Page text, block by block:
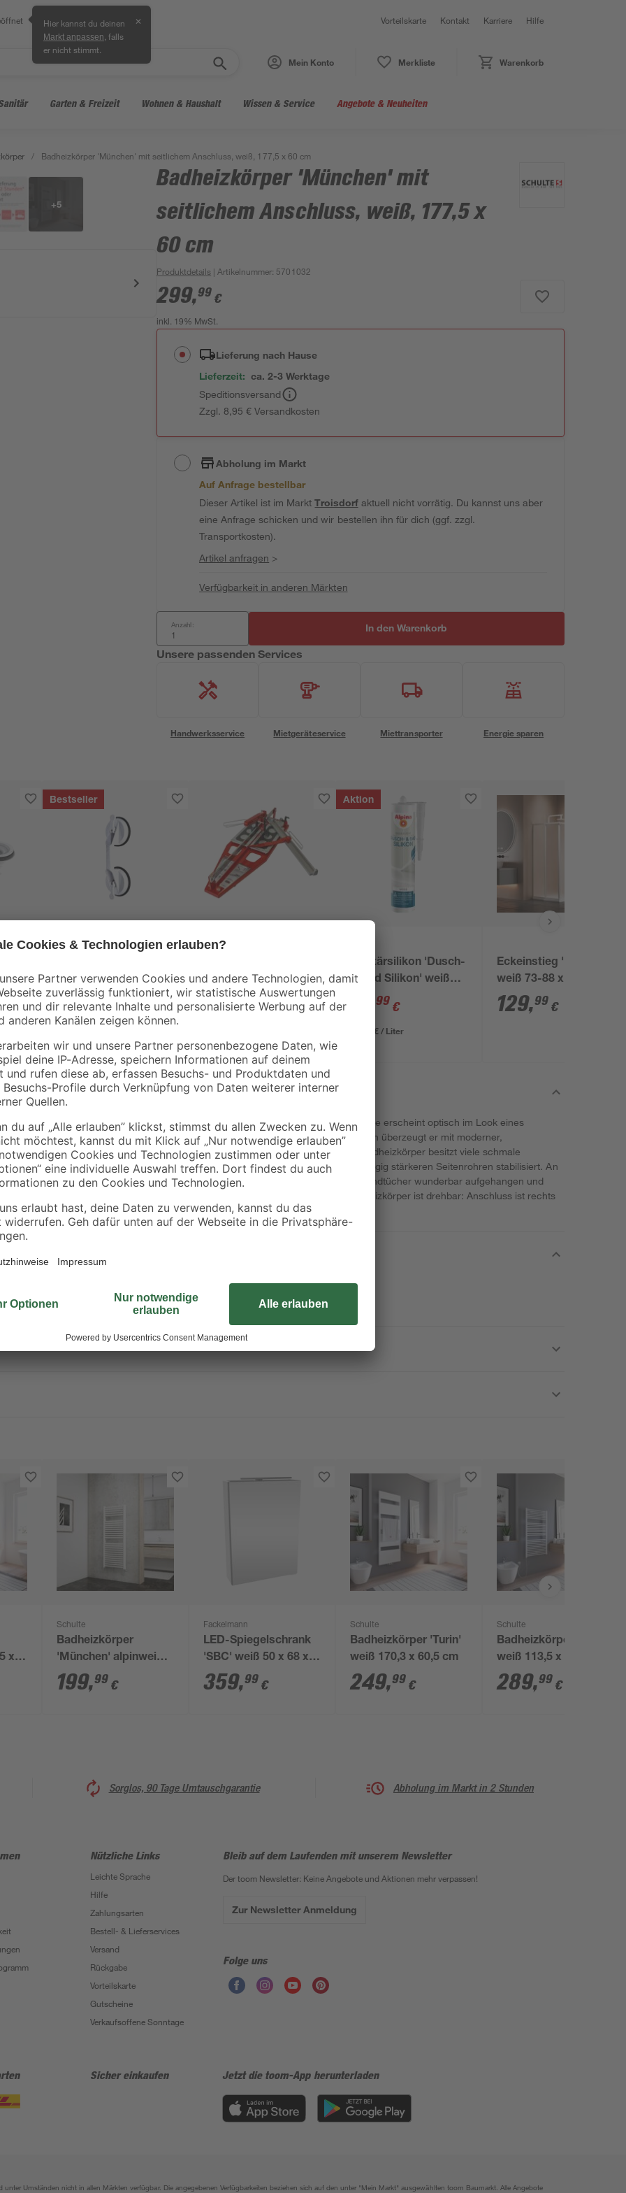
Hier kannst du deinen
Markt anpassen , falls
er nicht stimmt.
✕ Vorteilskarte Kontakt Karriere Hilfe
Mein Konto Merkliste Warenkorb
Garten & Freizeit Wohnen & Haushalt Wissen & Service Angebote & Neuheiten
/ Badheizkörper 'München' mit seitlichem Anschluss, weiß, 177,5 x 60 cm
+5
Badheizkörper 'München' mit
seitlichem Anschluss, weiß, 177,5 x
60 cm
Produktdetails | Artikelnummer: 5701032
299,99 €
inkl. 19% MwSt.
Lieferung nach Hause
Lieferzeit: ca. 2-3 Werktage
Speditionsversand
Zzgl. 8,95 € Versandkosten
Abholung im Markt
Auf Anfrage bestellbar
Dieser Artikel ist im MarktTroisdorfaktuell nicht vorrätig. Du kannst uns aber
eine Anfrage schicken und wir bestellen ihn für dich (ggf. zzgl.
Transportkosten).
Artikel anfragen >
Verfügbarkeit in anderen Märkten
Anzahl: In den Warenkorb
Unsere passenden Services
Handwerksservice Mietgeräteservice Miettransporter Energie sparen
Bestseller
Ridder
'Comfort' mobil, weiß,
32 cm, bis 100 kg
34,99€
Heka
'Magiccut' 64 cm
259,99€
Aktion
Sanitärsilikon 'Dusch-
& Bad Silikon' weiß
300 ml
,99 €
43,30 € / Liter
Eckeinstieg 'Larissa'
weiß 73-88 x 180 cm
129,99 €
Der Heizkörper 'München' von der Marke Schulte erscheint optisch im Look eines
klassischen Badheizkörpers. Technisch hingegen überzeugt er mit moderner,
energiesparender Heiztechnik. Der schlanke Badheizkörper besitzt viele schmale
Querverstrebungen und wird von etwas geringfügig stärkeren Seitenrohren stabilisiert. An
den zahlreichen Querverstrebungen können Handtücher wunderbar aufgehangen und
getrocknet oder gewärmt werden. Der Designheizkörper ist drehbar: Anschluss ist rechts
oder links möglich. Das Füllvolumen beträgt 10 l.
x
Schulte
Badheizkörper
'München' alpinweiß
121,5 x 50 cm
199,99 €
Fackelmann
LED-Spiegelschrank
'SBC' weiß 50 x 68 x
15,3 cm links
359,99 €
Schulte
Badheizkörper 'Turin'
weiß 170,3 x 60,5 cm
249,99 €
Schulte
Badheizkörper 'Turbo'
weiß 113,5 x 60 cm,
Anschluss links
289,99 €
Sorglos, 90 Tage Umtauschgarantie Abholung im Markt in 2 Stunden
Nützliche Links
Leichte Sprache
Hilfe
Zahlungsarten
Bestell- & Lieferservices
Versand
Rückgabe
Vorteilskarte
Gutscheine
Verkaufsoffene Sonntage
Bleib auf dem Laufenden mit unserem Newsletter
Der toom Newsletter: Keine Angebote und Aktionen mehr verpassen!
Zur Newsletter Anmeldung
Folge uns
Sicher einkaufen Jetzt die toom-App herunterladen
Umständen nicht in allen Märkten verfügbar. Die angegebenen Verfügbarkeiten beziehen sich auf den unter "Mein Markt" ausgewählten toom Baumarkt. Alle Angebote